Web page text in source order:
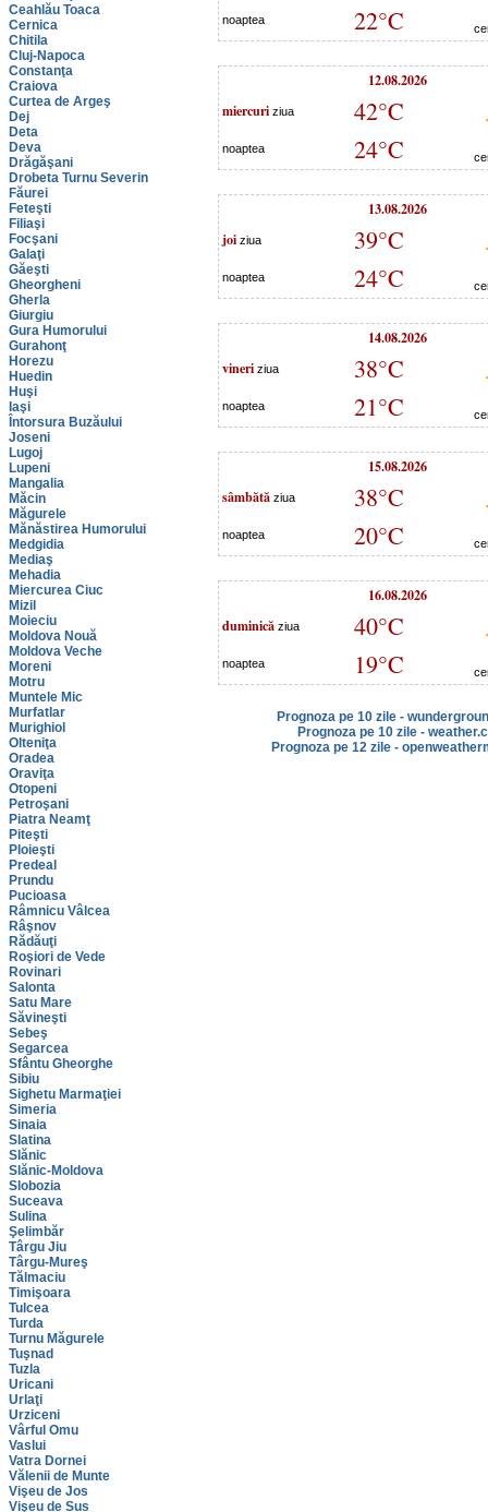
Ceahlău Toaca
Cernica
Chitila
Cluj-Napoca
Constanţa
Craiova
Curtea de Argeş
Dej
Deta
Deva
Drăgăşani
Drobeta Turnu Severin
Făurei
Feteşti
Filiaşi
Focşani
Galaţi
Găeşti
Gheorgheni
Gherla
Giurgiu
Gura Humorului
Gurahonţ
Horezu
Huedin
Huşi
Iaşi
Întorsura Buzăului
Joseni
Lugoj
Lupeni
Mangalia
Măcin
Măgurele
Mănăstirea Humorului
Medgidia
Mediaş
Mehadia
Miercurea Ciuc
Mizil
Moieciu
Moldova Nouă
Moldova Veche
Moreni
Motru
Muntele Mic
Murfatlar
Murighiol
Olteniţa
Oradea
Oraviţa
Otopeni
Petroşani
Piatra Neamţ
Piteşti
Ploieşti
Predeal
Prundu
Pucioasa
Râmnicu Vâlcea
Râşnov
Rădăuţi
Roşiori de Vede
Rovinari
Salonta
Satu Mare
Săvineşti
Sebeş
Segarcea
Sfântu Gheorghe
Sibiu
Sighetu Marmaţiei
Simeria
Sinaia
Slatina
Slănic
Slănic-Moldova
Slobozia
Suceava
Sulina
Şelimbăr
Târgu Jiu
Târgu-Mureş
Tălmaciu
Timişoara
Tulcea
Turda
Turnu Măgurele
Tuşnad
Tuzla
Uricani
Urlaţi
Urziceni
Vârful Omu
Vaslui
Vatra Dornei
Vălenii de Munte
Vişeu de Jos
Vişeu de Sus
noaptea 22°C
12.08.2026
miercuri ziua 42°C
noaptea 24°C
13.08.2026
joi ziua 39°C
noaptea 24°C
14.08.2026
vineri ziua 38°C
noaptea 21°C
15.08.2026
sâmbătă ziua 38°C
noaptea 20°C
16.08.2026
duminică ziua 40°C
noaptea 19°C
Prognoza pe 10 zile -
Prognoza pe 10 zile -
Prognoza pe 12 zile -